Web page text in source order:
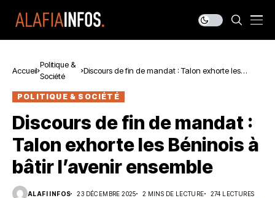
Accueil
Politique &
Société
Discours de fin de mandat : Talon exhorte les
POLITIQUE & SOCIÉTÉ
Discours de fin de mandat :
Talon exhorte les Béninois à
bâtir l’avenir ensemble
ALAFI INFOS 23 DÉCEMBRE 2025 2 MINS DE LECTURE 274 LECTURES